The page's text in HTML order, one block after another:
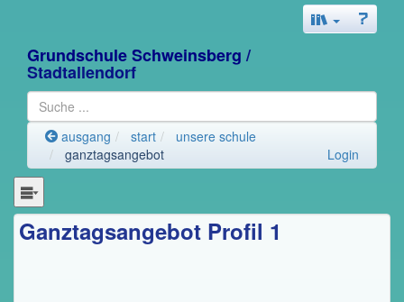
Grundschule Schweinsberg /
Stadtallendorf
ausgang start
unsere schule
ganztagsangebot
Login
Ganztagsangebot Profil 1